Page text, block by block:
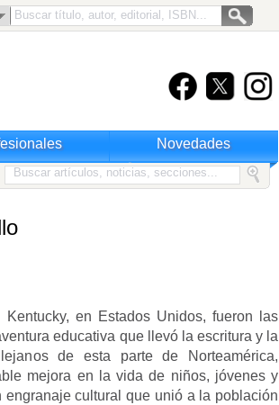
Novedades
en Estados Unidos, fueron las
educativa que llevó la escritura y la
de esta parte de Norteamérica,
mejora en la vida de niños, jóvenes y
cultural que unió a la población